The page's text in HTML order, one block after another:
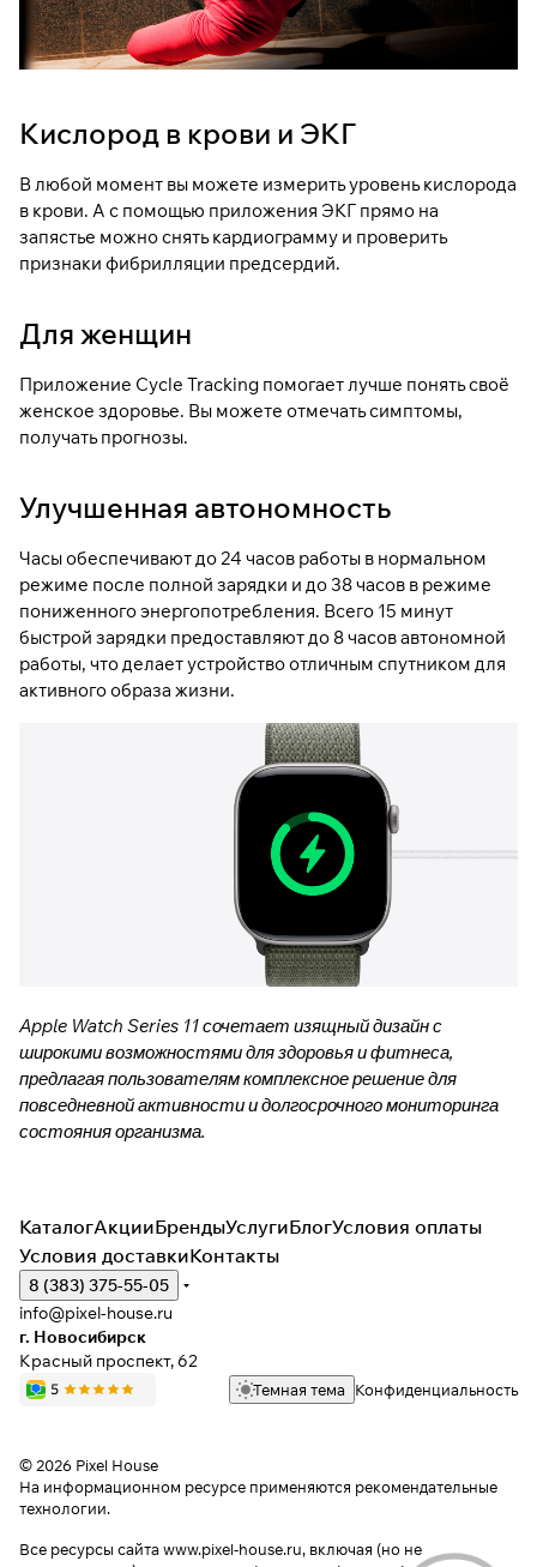
Кислород в крови и ЭКГ
В любой момент вы можете измерить уровень кислорода
в крови. А с помощью приложения ЭКГ прямо на
запястье можно снять кардиограмму и проверить
признаки фибрилляции предсердий.
Для женщин
Приложение Cycle Tracking помогает лучше понять своё
женское здоровье. Вы можете отмечать симптомы,
получать прогнозы.
Улучшенная автономность
Часы обеспечивают до 24 часов работы в нормальном
режиме после полной зарядки и до 38 часов в режиме
пониженного энергопотребления. Всего 15 минут
быстрой зарядки предоставляют до 8 часов автономной
работы, что делает устройство отличным спутником для
активного образа жизни.
Apple Watch Series 11 сочетает изящный дизайн с
широкими возможностями для здоровья и фитнеса,
предлагая пользователям комплексное решение для
повседневной активности и долгосрочного мониторинга
состояния организма.
КаталогАкцииБрендыУслугиБлогУсловия оплаты
Условия доставкиКонтакты
8 (383) 375-55-05
info@pixel-house.ru
г. Новосибирск
Красный проспект, 62
Темная тема Конфиденциальность
© 2026 Pixel House
На информационном ресурсе применяются рекомендательные
технологии.
Все ресурсы сайта www.pixel-house.ru, включая (но не